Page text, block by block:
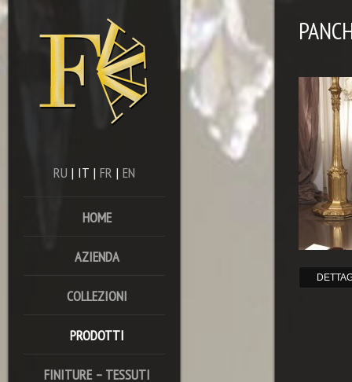
RU | IT | FR | EN
HOME
AZIENDA
COLLEZIONI
PRODOTTI
FINITURE – TESSUTI